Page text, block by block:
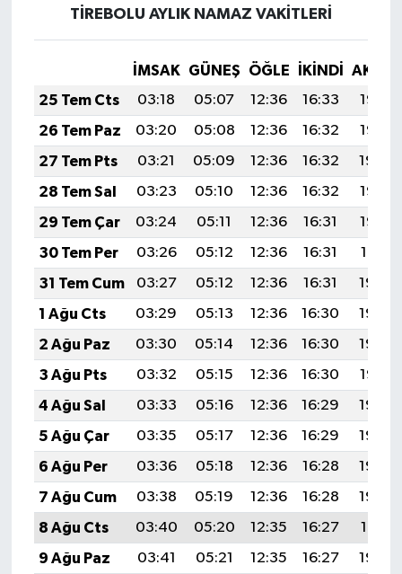
TİREBOLU AYLIK NAMAZ VAKITLERI
İMSAK GÜNEŞ ÖĞLE İKINDI
25 Tem Cts
03:18 05:07 12:36 16:33
19:56
26 Tem Paz
03:20 05:08 12:36 16:32
19:55
27 Tem Pts
03:21 05:09 12:36 16:32
19:54
28 Tem Sal
03:23 05:10 12:36 16:32
19:53
29 Tem Çar
03:24 05:11 12:36 16:31
19:52
30 Tem Per
03:26 05:12 12:36 16:31
19:51
31 Tem Cum
03:27 05:12 12:36 16:31
19:50
1 Ağu Cts
03:29 05:13 12:36 16:30
19:49
2 Ağu Paz
03:30 05:14 12:36 16:30
19:48
3 Ağu Pts
03:32 05:15 12:36 16:30
19:47
4 Ağu Sal
03:33 05:16 12:36 16:29
19:46
5 Ağu Çar
03:35 05:17 12:36 16:29
19:44
6 Ağu Per
03:36 05:18 12:36 16:28
19:43
7 Ağu Cum
03:38 05:19 12:36 16:28
19:42
8 Ağu Cts
03:40 05:20 12:35 16:27
19:41
9 Ağu Paz
03:41 05:21 12:35 16:27
19:40